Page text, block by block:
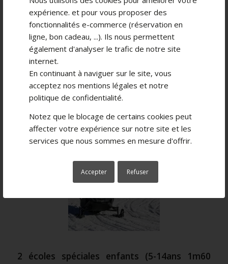
expérience. et pour vous proposer des
fonctionnalités e-commerce (réservation en
ligne, bon cadeau, ...). Ils nous permettent
également d'analyser le trafic de notre site
internet.
En continuant à naviguer sur le site, vous
acceptez nos mentions légales et notre
politique de confidentialité.
Notez que le blocage de certains cookies peut
affecter votre expérience sur notre site et les
services que nous sommes en mesure d'offrir.
Accepter Refuser
2 écoles pour les enfants et les adultes
Retrouvez nous àMegève
Saxonnex, pour en profitez en famille !
2 écoles spéciales enfants (5-14ans 1m60